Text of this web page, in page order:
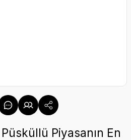
Piyasanın En